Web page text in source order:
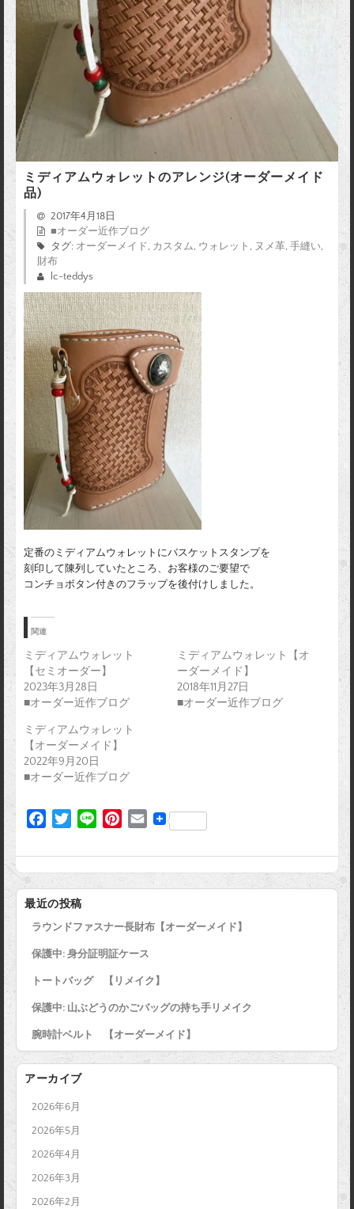
ミディアムウォレットのアレンジ(オーダーメイド
品)
2017年4月18日
■オーダー近作ブログ
タグ: オーダーメイド , カスタム, ウォレット , ヌメ革, 手縫い,
財布
lc-teddys
定番のミディアムウォレットにバスケットスタンプを
刻印して陳列していたところ、お客様のご要望で
コンチョボタン付きのフラップを後付けしました。
関連
ミディアムウォレット
【セミオーダー】
2023年3月28日
■オーダー近作ブログ
ミディアムウォレット【オ
ーダーメイド】
2018年11月27日
■オーダー近作ブログ
ミディアムウォレット
【オーダーメイド】
2022年9月20日
■オーダー近作ブログ
c
e
b
o
o
k
i
t
e
r
n
e
n
t
e
s
a
i
最近の投稿
ラウンドファスナー長財布【オーダーメイド】
保護中: 身分証明証ケース
トートバッグ 【リメイク】
保護中: 山ぶどうのかごバッグの持ち手リメイク
腕時計ベルト 【オーダーメイド】
アーカイブ
2026年6月
2026年5月
2026年4月
2026年3月
2026年2月